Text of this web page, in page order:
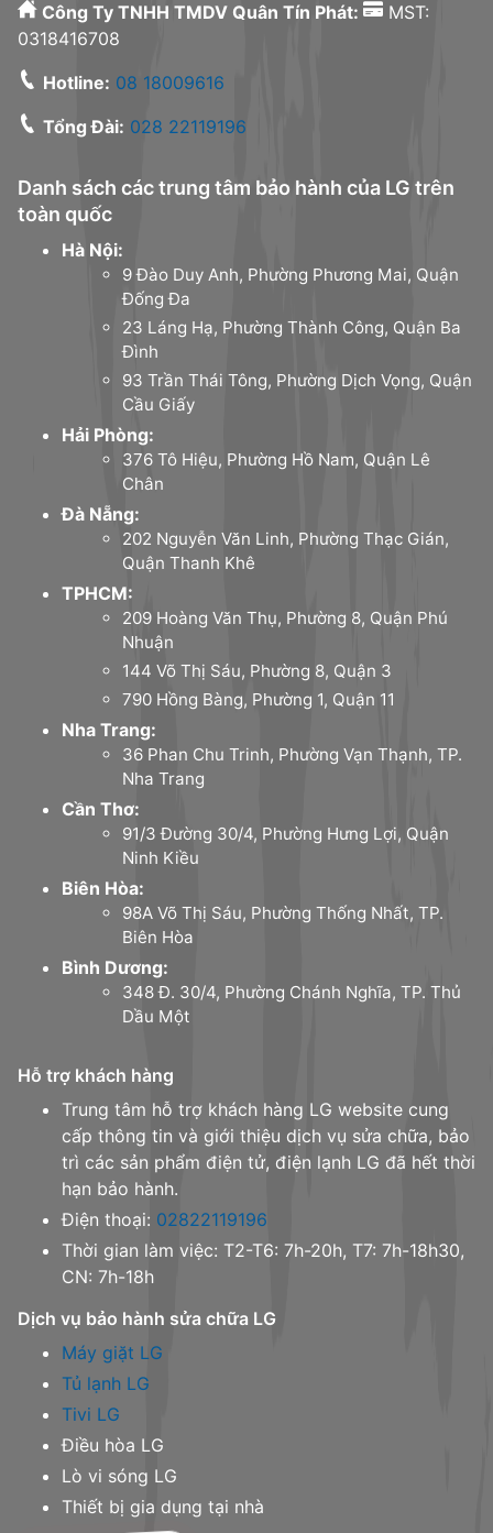
Công Ty TNHH TMDV Quân Tín Phát:
MST:
0318416708
Hotline: 08 18009616
Tổng Đài: 028 22119196
Danh sách các trung tâm bảo hành của LG trên
toàn quốc
Hà Nội:
9 Đào Duy Anh, Phường Phương Mai, Quận
Đống Đa
23 Láng Hạ, Phường Thành Công, Quận Ba
Đình
93 Trần Thái Tông, Phường Dịch Vọng, Quận
Cầu Giấy
Hải Phòng:
376 Tô Hiệu, Phường Hồ Nam, Quận Lê
Chân
Đà Nẵng:
202 Nguyễn Văn Linh, Phường Thạc Gián,
Quận Thanh Khê
TPHCM:
209 Hoàng Văn Thụ, Phường 8, Quận Phú
Nhuận
144 Võ Thị Sáu, Phường 8, Quận 3
790 Hồng Bàng, Phường 1, Quận 11
Nha Trang:
36 Phan Chu Trinh, Phường Vạn Thạnh, TP.
Nha Trang
Cần Thơ:
91/3 Đường 30/4, Phường Hưng Lợi, Quận
Ninh Kiều
Biên Hòa:
98A Võ Thị Sáu, Phường Thống Nhất, TP.
Biên Hòa
Bình Dương:
348 Đ. 30/4, Phường Chánh Nghĩa, TP. Thủ
Dầu Một
Hỗ trợ khách hàng
Trung tâm hỗ trợ khách hàng LG website cung
cấp thông tin và giới thiệu dịch vụ sửa chữa, bảo
trì các sản phẩm điện tử, điện lạnh LG đã hết thời
hạn bảo hành.
Điện thoại: 02822119196
Thời gian làm việc: T2-T6: 7h-20h, T7: 7h-18h30,
CN: 7h-18h
Dịch vụ bảo hành sửa chữa LG
Máy giặt LG
Tủ lạnh LG
Tivi LG
Điều hòa LG
Lò vi sóng LG
Thiết bị gia dụng tại nhà